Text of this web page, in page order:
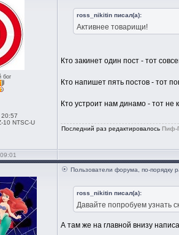
бог
20:57
10 NTSC-U
ross_nikitin писал(а):
Активнее товарищи!
Кто закинет один пост - тот
Кто напишет пять постов - тот
Кто устроит нам динамо - тот не
Последний раз редактировалось Пиф-
Пользователи форума, по-порядку
ross_nikitin писал(а):
Давайте попробуем узнать
А там же на главной внизу